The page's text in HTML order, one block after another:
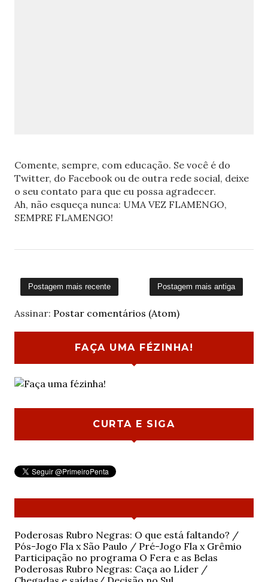
Comente, sempre, com educação. Se você é do
Twitter, do Facebook ou de outra rede social, deixe
o seu contato para que eu possa agradecer.
Ah, não esqueça nunca: UMA VEZ FLAMENGO,
SEMPRE FLAMENGO!
Postagem mais recente Postagem mais antiga
Assinar: Postar comentários (Atom)
FAÇA UMA FÉZINHA!
CURTA E SIGA
Poderosas Rubro Negras: O que está faltando? /
Pós-Jogo Fla x São Paulo / Pré-Jogo Fla x Grêmio
Participação no programa O Fera e as Belas
Poderosas Rubro Negras: Caça ao Líder /